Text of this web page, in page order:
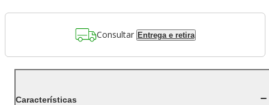
Consultar Entrega e retira
Características